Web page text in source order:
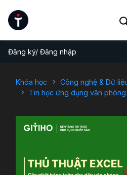
Đăng ký/ Đăng nhập
Khóa học
Công nghệ & Dữ
Tin học ứng dụng văn phòng